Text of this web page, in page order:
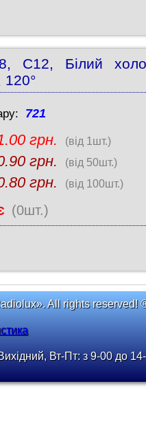
C12, Білий
721
грн. (від 1шт.)
грн. (від 50шт.)
грн. (від 100шт.)
(0шт.)
All rights reserved!
Вт-Пт: з 9-00 до